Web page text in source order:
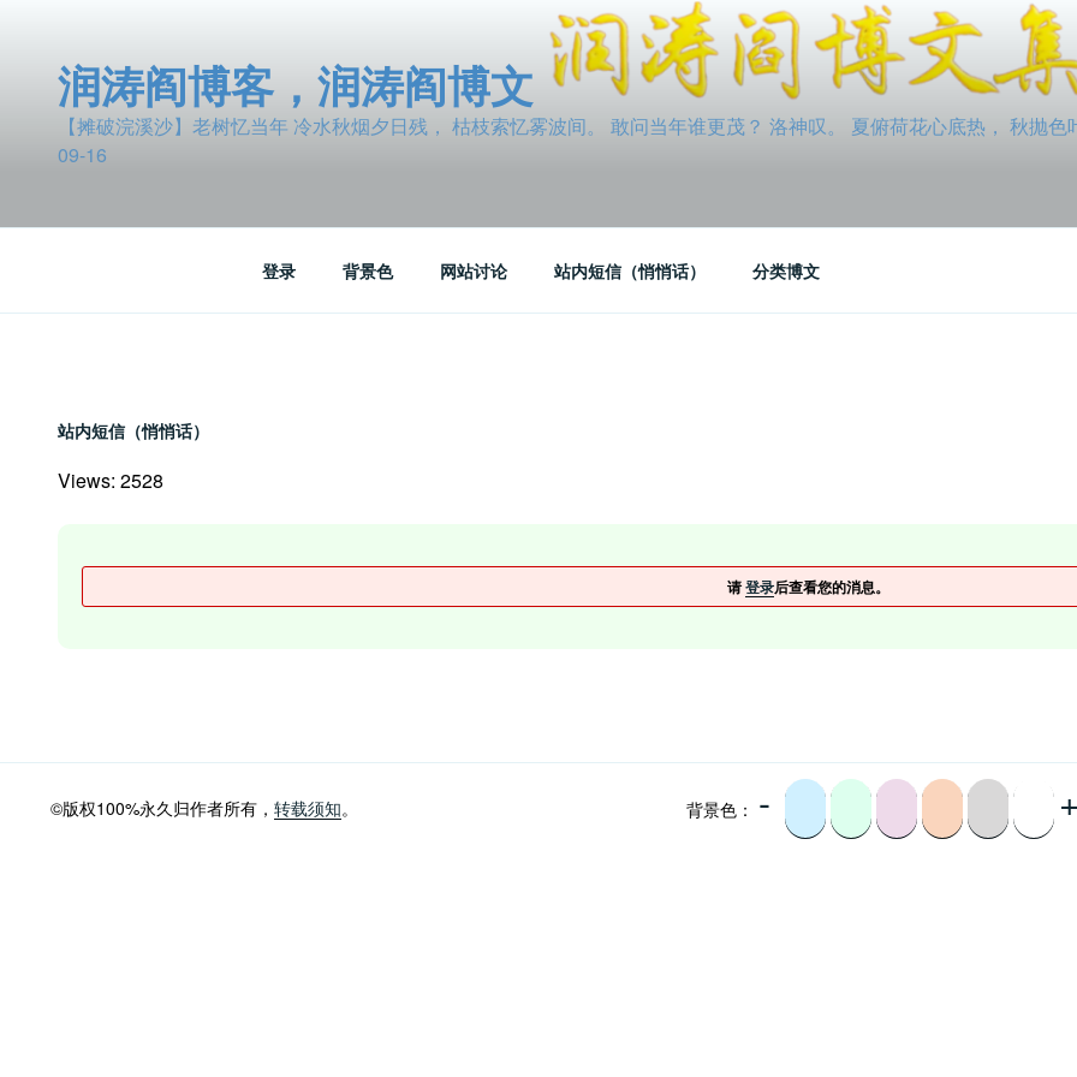
润涛阎博客，润涛阎博文
【摊破浣溪沙】老树忆当年 冷水秋烟夕日残， 枯枝索忆雾波间。 敢问当年谁更茂？ 洛神叹。 夏俯荷花心底热， 秋抛
09-16
登录 背景色 网站讨论 站内短信（悄悄话） 分类博文
站内短信（悄悄话）
Views: 2528
请登录后查看您的消息。
©版权100%永久归作者所有， 转载须知。 背景色： -